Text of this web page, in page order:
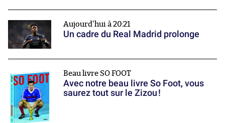
Aujourd'hui à 20:21
Un cadre du Real Madrid prolonge
Beau livre SO FOOT
Avec notre beau livre So Foot, vous
saurez tout sur le Zizou !